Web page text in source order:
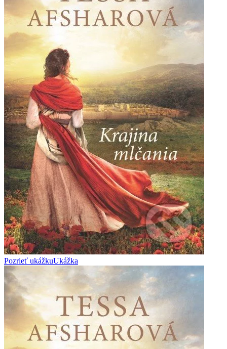
Pozrieť ukážkuUkážka